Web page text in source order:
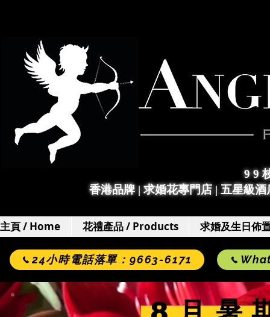
9 9
香港品牌 | 求婚花專門店| 五星級
主頁 / Home 花禮產品 / Products 求婚及生日佈
24小時電話落單：9663-6171